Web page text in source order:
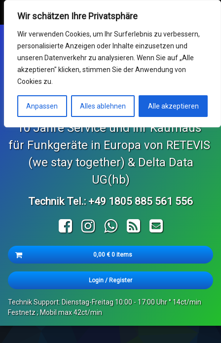
Wir schätzen Ihre Privatsphäre
Wir verwenden Cookies, um Ihr Surferlebnis zu verbessern,
personalisierte Anzeigen oder Inhalte einzusetzen und
unseren Datenverkehr zu analysieren. Wenn Sie auf „Alle
akzeptieren" klicken, stimmen Sie der Anwendung von
Cookies zu.
Anpassen Alles ablehnen Alle akzeptieren
Retevis Online Shop
Mein Konto
Funkgeräte
Service & RMA
Impressum
Support Center
KONTAKT und Bestellungen
SvBony Online Shop
Germany RETEVIS (wir
sind zusammen)
10 Jahre Service und Ihr Kaufhaus
für Funkgeräte in Europa von RETEVIS
(we stay together) & Delta Data
UG(hb)
Technik Tel.: +49 1805 885 561 556
FacebookInstagramWhatsApp
RSS E-mail
Cart
0,00€ 0 items
Es befinden sich keine Produkte im Warenkorb.
Login / Register
Technik Support: Dienstag-Freitag 10:00 - 17:00 Uhr ° 14ct/min
Festnetz ; Mobil max 42ct/min